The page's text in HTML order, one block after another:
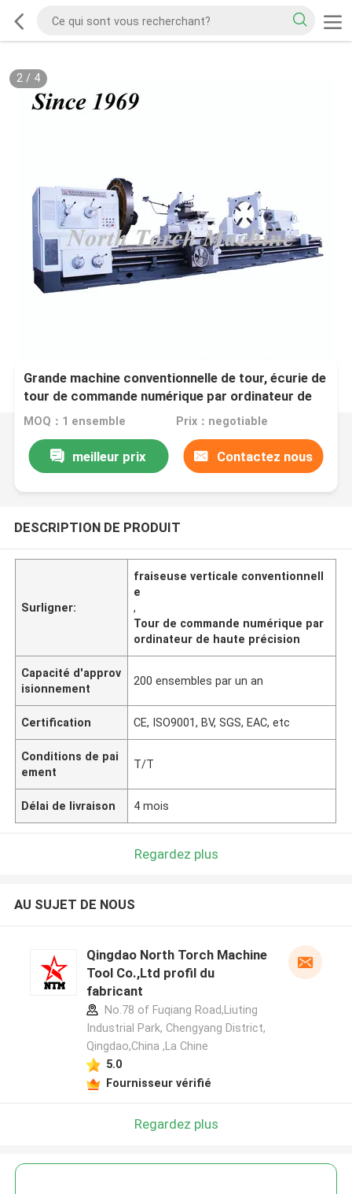
2/ 4
Grande machine conventionnelle de tour, écurie de
tour de commande numérique par ordinateur de
haute précision de suite
MOQ：1 ensemble Prix：negotiable
meilleur prix Contactez nous
DESCRIPTION DE PRODUIT
Surligner:
fraiseuse verticale conventionnell
e
,
Tour de commande numérique par
ordinateur de haute précision
Capacité d'approv
isionnement
200 ensembles par un an
Certification CE, ISO9001, BV, SGS, EAC, etc
Conditions de pai
ement
T/T
Délai de livraison 4 mois
Regardez plus
AU SUJET DE NOUS
Qingdao North Torch Machine
Tool Co.,Ltd profil du
fabricant
No.78 of Fuqiang Road,Liuting
Industrial Park, Chengyang District,
Qingdao,China ,La Chine
5.0
Fournisseur vérifié
Regardez plus